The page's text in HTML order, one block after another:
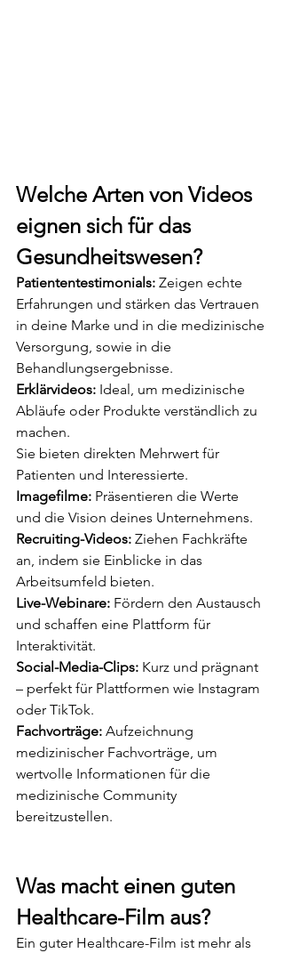
Welche Arten von Videos
eignen sich für das
Gesundheitswesen?
Patiententestimonials: Zeigen echte
Erfahrungen und stärken das Vertrauen
in deine Marke und in die medizinische
Versorgung, sowie in die
Behandlungsergebnisse.
Erklärvideos: Ideal, um medizinische
Abläufe oder Produkte verständlich zu
machen.
Sie bieten direkten Mehrwert für
Patienten und Interessierte.
Imagefilme: Präsentieren die Werte
und die Vision deines Unternehmens.
Recruiting-Videos: Ziehen Fachkräfte
an, indem sie Einblicke in das
Arbeitsumfeld bieten.
Live-Webinare: Fördern den Austausch
und schaffen eine Plattform für
Interaktivität.
Social-Media-Clips: Kurz und prägnant
– perfekt für Plattformen wie Instagram
oder TikTok.
Fachvorträge: Aufzeichnung
medizinischer Fachvorträge, um
wertvolle Informationen für die
medizinische Community
bereitzustellen.
Was macht einen guten
Healthcare-Film aus?
Ein guter Healthcare-Film ist mehr als